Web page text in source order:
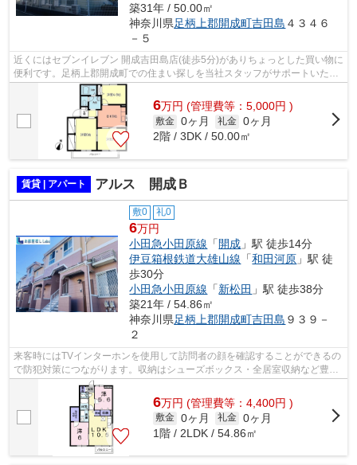
築31年 / 50.00㎡
神奈川県足柄上郡開成町吉田島 ４３４６
－５
近くにはセブンイレブン 開成吉田島店(徒歩5分)がありちょっとした買い物に
便利です。足柄上郡開成町での住まい探しを当社スタッフがサポートいたし
ます。まずはご希望条件などをお申...
6万円 (管理費等：5,000円 )
敷金 0ヶ月 礼金 0ヶ月
2階 / 3DK / 50.00㎡
賃貸 | アパート アルス 開成Ｂ
敷0 礼0
6万円
小田急小田原線 「開成 」駅 徒歩14分
伊豆箱根鉄道大雄山線 「和田河原 」駅 徒
歩30分
小田急小田原線 「新松田 」駅 徒歩38分
築21年 / 54.86㎡
神奈川県足柄上郡開成町吉田島 ９３９－
２
来客時にはTVインターホンを使用して訪問者の顔を確認することができるの
で防犯対策につながります。収納はシューズボックス・全居室収納など豊富
なので、衣類や履き物の整理がしやす...
6万円 (管理費等：4,400円 )
敷金 0ヶ月 礼金 0ヶ月
1階 / 2LDK / 54.86㎡